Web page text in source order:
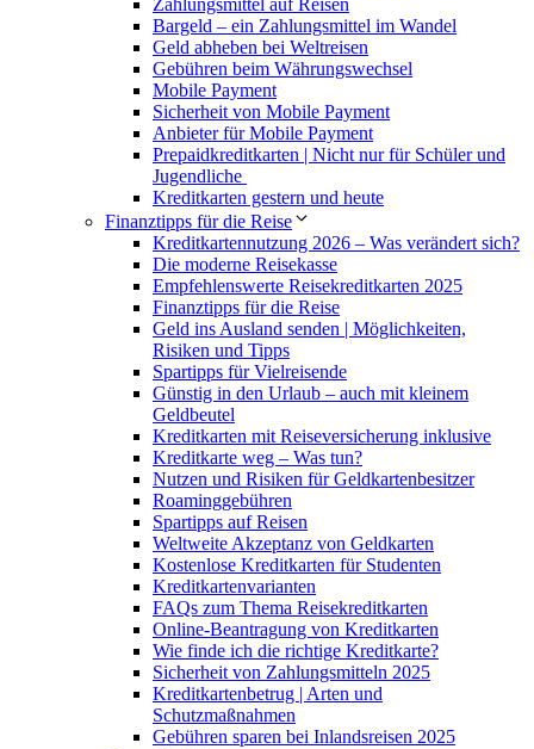
Zahlungsmittel auf Reisen
Bargeld – ein Zahlungsmittel im Wandel
Geld abheben bei Weltreisen
Gebühren beim Währungswechsel
Mobile Payment
Sicherheit von Mobile Payment
Anbieter für Mobile Payment
Prepaidkreditkarten | Nicht nur für Schüler und
Jugendliche
Kreditkarten gestern und heute
Finanztipps für die Reise
Kreditkartennutzung 2026 – Was verändert sich?
Die moderne Reisekasse
Empfehlenswerte Reisekreditkarten 2025
Finanztipps für die Reise
Geld ins Ausland senden | Möglichkeiten,
Risiken und Tipps
Spartipps für Vielreisende
Günstig in den Urlaub – auch mit kleinem
Geldbeutel
Kreditkarten mit Reiseversicherung inklusive
Kreditkarte weg – Was tun?
Nutzen und Risiken für Geldkartenbesitzer
Roaminggebühren
Spartipps auf Reisen
Weltweite Akzeptanz von Geldkarten
Kostenlose Kreditkarten für Studenten
Kreditkartenvarianten
FAQs zum Thema Reisekreditkarten
Online-Beantragung von Kreditkarten
Wie finde ich die richtige Kreditkarte?
Sicherheit von Zahlungsmitteln 2025
Kreditkartenbetrug | Arten und
Schutzmaßnahmen
Gebühren sparen bei Inlandsreisen 2025